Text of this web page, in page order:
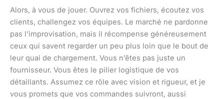
Alors, à vous de jouer. Ouvrez vos fichiers, écoutez vos
clients, challengez vos équipes. Le marché ne pardonne
pas l’improvisation, mais il récompense généreusement
ceux qui savent regarder un peu plus loin que le bout de
leur quai de chargement. Vous n’êtes pas juste un
fournisseur. Vous êtes le pilier logistique de vos
détaillants. Assumez ce rôle avec vision et rigueur, et je
vous promets que vos commandes suivront, aussi